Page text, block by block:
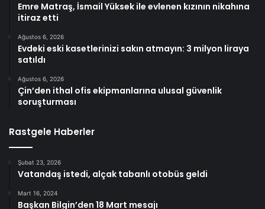
Emre Matraş, İsmail Yüksek ile evlenen kızının nikahına
itiraz etti
Ağustos 6, 2026
Evdeki eski kasetlerinizi sakın atmayın: 3 milyon liraya
satıldı
Ağustos 6, 2026
Çin’den ithal ofis ekipmanlarına ulusal güvenlik
soruşturması
Rastgele Haberler
Şubat 23, 2026
Vatandaş istedi, alçak tabanlı otobüs geldi
Mart 16, 2024
Başkan Bilgin’den 18 Mart mesajı